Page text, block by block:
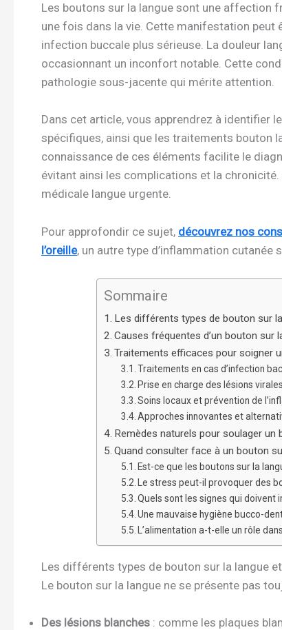
Les boutons sur la langue sont une affection
une fois dans la vie. Cette manifestation peut
infection buccale plus sérieuse. La douleur
occasionnant un inconfort notable. Cette
pathologie sous-jacente qui mérite attention.
Dans cet article, vous apprendrez à identifier
spécifiques, ainsi que les traitements bouton
connaissance de ces éléments facilite le
évitant ainsi les complications et la
médicale langue urgente.
Pour approfondir ce sujet, découvrez nos
l’oreille, un autre type d’inflammation cutanée
Sommaire
Les différents types de bouton sur
Causes fréquentes d’un bouton sur
Traitements efficaces pour soigner
Traitements en cas d’infection
Prise en charge des lésions virales
Soins locaux et prévention de
Approches innovantes et
Remèdes naturels pour soulager un
Quand consulter face à un bouton
Est-ce que les boutons sur la
Le stress peut-il provoquer des
Quels sont les signes qui doivent
Une mauvaise hygiène bucco-
L’alimentation a-t-elle un rôle
Les différents types de bouton sur la langue
Le bouton sur la langue ne se présente pas
Des lésions blanches : comme les plaques